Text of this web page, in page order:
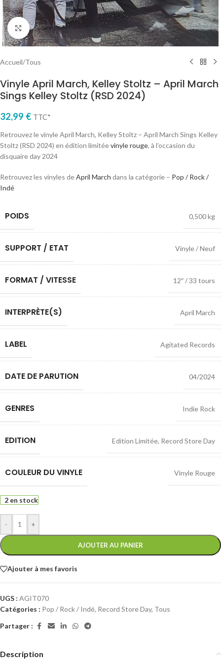
Cliquez pour agrandir
Accueil/Tous
Vinyle April March, Kelley Stoltz – April March
Sings Kelley Stoltz (RSD 2024)
32,99 € TTC*
Retrouvez le vinyle April March, Kelley Stoltz – April March Sings Kelley
Stoltz (RSD 2024) en édition limitéevinyle rouge, à l’occasion du
disquaire day 2024
Retrouvez les vinyles deApril March dans la catégorie – Pop / Rock /
Indé
POIDS 0,500 kg
SUPPORT / ETAT Vinyle / Neuf
FORMAT / VITESSE 12″ / 33 tours
INTERPRÈTE(S) April March
LABEL Agitated Records
DATE DE PARUTION 04/2024
GENRES Indie Rock
EDITION Edition Limitée, Record Store Day
COULEUR DU VINYLE Vinyle Rouge
2 en stock
- +
AJOUTER AU PANIER
Ajouter à mes favoris
UGS : AGIT070
Catégories : Pop / Rock / Indé, Record Store Day, Tous
Partager :
Description